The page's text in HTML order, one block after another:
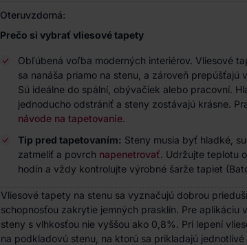
Oteruvzdorná:
Prečo si vybrať vliesové tapety
Obľúbená voľba moderných interiérov. Vliesové
sa nanáša priamo na stenu, a zároveň
Sú ideálne do spální, obývačiek alebo pracovní.
jednoducho odstrániť a steny zostávajú krásne.
návode na tapetovanie.
Tip pred tapetovaním: Steny musia byť hladké,
zatmeliť a povrch napenetrovať. Udržujte teplotu
hodín a vždy kontrolujte výrobné šarže tapiet
Vliesové tapety na stenu sa vyznačujú dobrou
schopnosťou zakrytie jemných prasklín. Pre aplikáciu
steny s vlhkosťou nie vyššou ako 0,8%. Pri lepení
na podkladovú stenu, na ktorú sa prikladajú